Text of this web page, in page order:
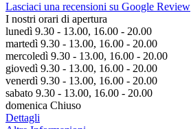
Lasciaci una recensioni su Google Review
I nostri orari di apertura
lunedì 9.30 - 13.00, 16.00 - 20.00
martedì 9.30 - 13.00, 16.00 - 20.00
mercoledì 9.30 - 13.00, 16.00 - 20.00
giovedì 9.30 - 13.00, 16.00 - 20.00
venerdì 9.30 - 13.00, 16.00 - 20.00
sabato 9.30 - 13.00, 16.00 - 20.00
domenica Chiuso
Dettagli